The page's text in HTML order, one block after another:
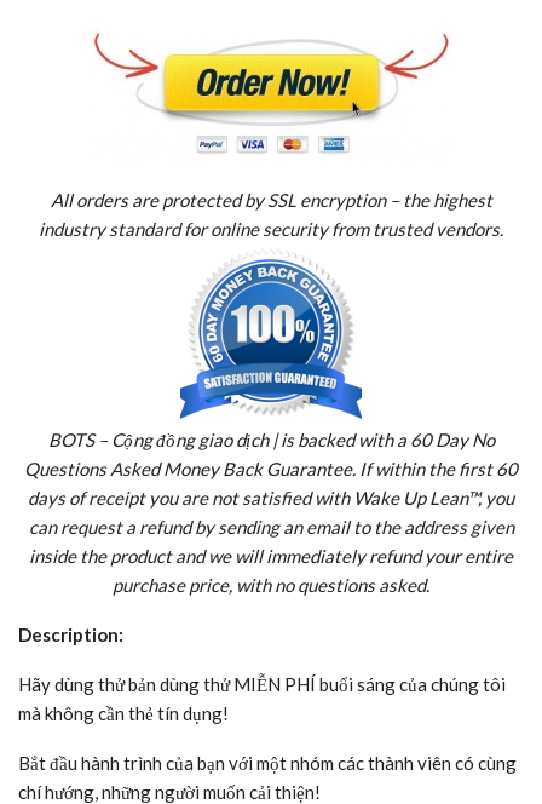
All orders are protected by SSL encryption – the highest
industry standard for online security from trusted vendors.
BOTS – Cộng đồng giao dịch | is backed with a 60 Day No
Questions Asked Money Back Guarantee. If within the first 60
days of receipt you are not satisfied with Wake Up Lean™, you
can request a refund by sending an email to the address given
inside the product and we will immediately refund your entire
purchase price, with no questions asked.
Description:
Hãy dùng thử bản dùng thử MIỄN PHÍ buổi sáng của chúng tôi
mà không cần thẻ tín dụng!
Bắt đầu hành trình của bạn với một nhóm các thành viên có cùng
chí hướng, những người muốn cải thiện!